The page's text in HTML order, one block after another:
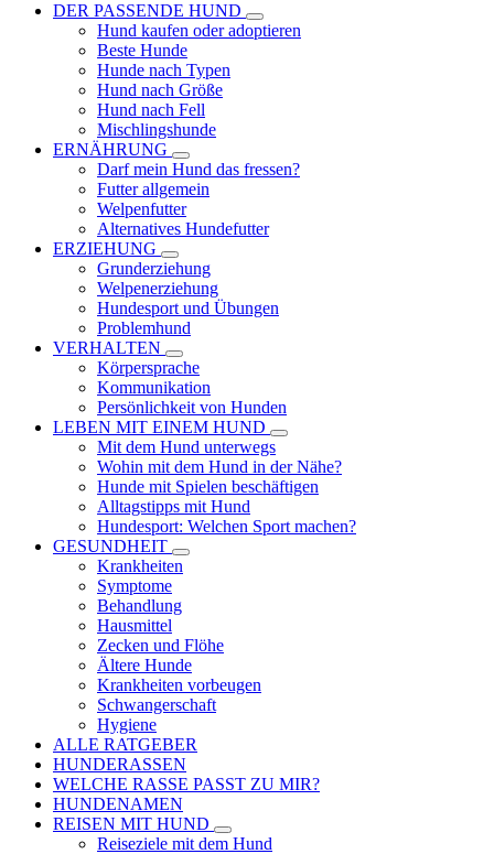
DER PASSENDE HUND
Hund kaufen oder adoptieren
Beste Hunde
Hunde nach Typen
Hund nach Größe
Hund nach Fell
Mischlingshunde
ERNÄHRUNG
Darf mein Hund das fressen?
Futter allgemein
Welpenfutter
Alternatives Hundefutter
ERZIEHUNG
Grunderziehung
Welpenerziehung
Hundesport und Übungen
Problemhund
VERHALTEN
Körpersprache
Kommunikation
Persönlichkeit von Hunden
LEBEN MIT EINEM HUND
Mit dem Hund unterwegs
Wohin mit dem Hund in der Nähe?
Hunde mit Spielen beschäftigen
Alltagstipps mit Hund
Hundesport: Welchen Sport machen?
GESUNDHEIT
Krankheiten
Symptome
Behandlung
Hausmittel
Zecken und Flöhe
Ältere Hunde
Krankheiten vorbeugen
Schwangerschaft
Hygiene
ALLE RATGEBER
HUNDERASSEN
WELCHE RASSE PASST ZU MIR?
HUNDENAMEN
REISEN MIT HUND
Reiseziele mit dem Hund